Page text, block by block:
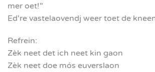
mer oet!"
Ed're vastelaovendj weer toet de
Refrein:
Zèk neet det ich neet kin gaon
Zèk neet doe mós euverslaon